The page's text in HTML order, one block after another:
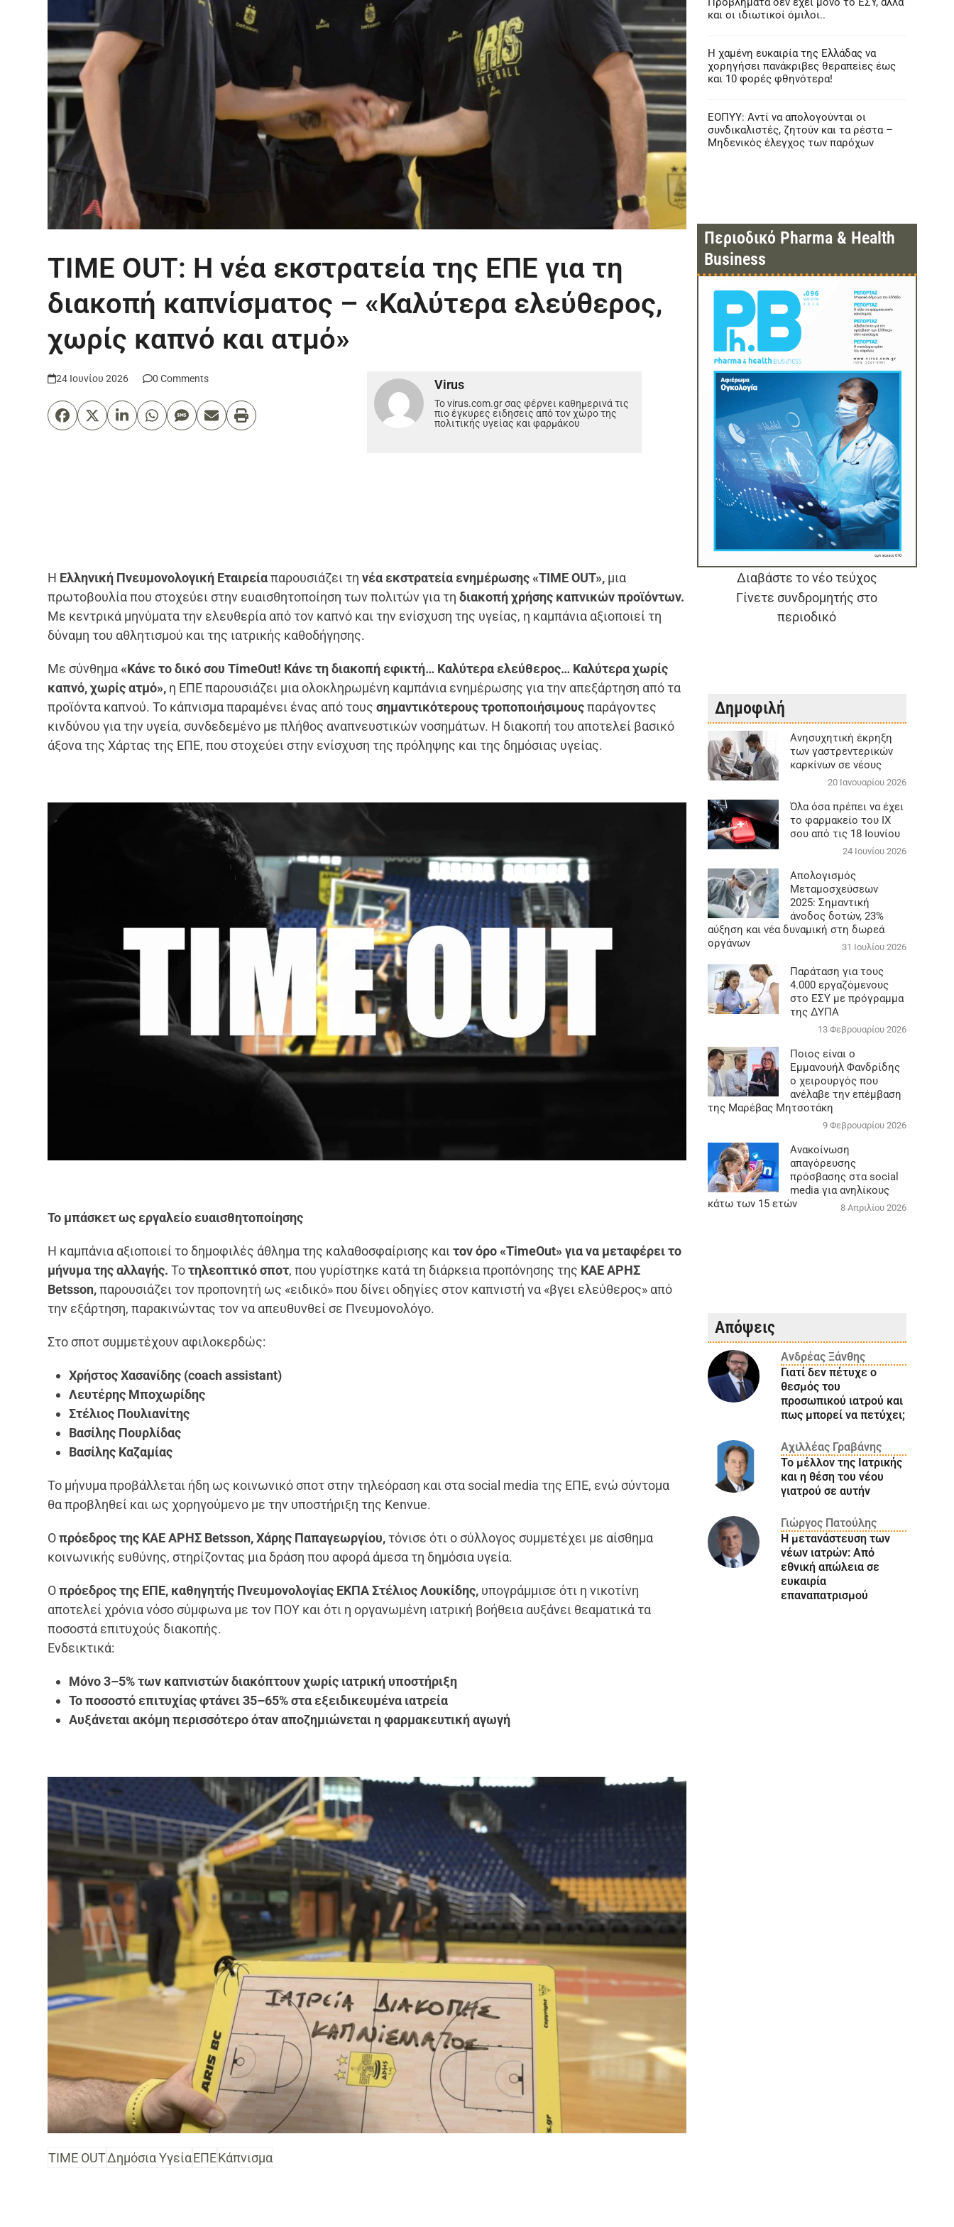
TIME OUT: Η νέα εκστρατεία της ΕΠΕ για τη
διακοπή καπνίσματος – «Καλύτερα ελεύθερος,
χωρίς καπνό και ατμό»
24 Ιουνίου 2026 0 Comments Virus
Το virus.com.gr σας φέρνει καθημερινά τις
πιο έγκυρες ειδησεις από τον χώρο της
πολιτικής υγείας και φαρμάκου
Η Ελληνική Πνευμονολογική Εταιρείαπαρουσιάζει τη νέα εκστρατεία ενημέρωσης «TIME OUT», μια
πρωτοβουλία που στοχεύει στην ευαισθητοποίηση των πολιτών για τη διακοπή χρήσης καπνικών προϊόντων.
Με κεντρικά μηνύματα την ελευθερία από τον καπνό και την ενίσχυση της υγείας, η καμπάνια αξιοποιεί τη
δύναμη του αθλητισμού και της ιατρικής καθοδήγησης.
Με σύνθημα«Κάνε το δικό σου TimeOut! Κάνε τη διακοπή εφικτή… Καλύτερα ελεύθερος… Καλύτερα χωρίς
καπνό, χωρίς ατμό», η ΕΠΕ παρουσιάζει μια ολοκληρωμένη καμπάνια ενημέρωσης για την απεξάρτηση από τα
προϊόντα καπνού. Το κάπνισμα παραμένει ένας από τους σημαντικότερους τροποποιήσιμουςπαράγοντες
κινδύνου για την υγεία, συνδεδεμένο με πλήθος αναπνευστικών νοσημάτων. Η διακοπή του αποτελεί βασικό
άξονα της Χάρτας της ΕΠΕ, που στοχεύει στην ενίσχυση της πρόληψης και της δημόσιας υγείας.
Το μπάσκετ ως εργαλείο ευαισθητοποίησης
Η καμπάνια αξιοποιεί το δημοφιλές άθλημα της καλαθοσφαίρισης καιτον όρο «TimeOut» για να μεταφέρει το
μήνυμα της αλλαγής.Τοτηλεοπτικό σποτ, που γυρίστηκε κατά τη διάρκεια προπόνησης της ΚΑΕ ΑΡΗΣ
Betsson,παρουσιάζει τον προπονητή ως «ειδικό» που δίνει οδηγίες στον καπνιστή να «βγει ελεύθερος» από
την εξάρτηση, παρακινώντας τον να απευθυνθεί σε Πνευμονολόγο.
Στο σποτ συμμετέχουν αφιλοκερδώς:
Χρήστος Χασανίδης (coach assistant)
Λευτέρης Μποχωρίδης
Στέλιος Πουλιανίτης
Βασίλης Πουρλίδας
Βασίλης Καζαμίας
Το μήνυμα προβάλλεται ήδη ως κοινωνικό σποτ στην τηλεόραση και στα social media της ΕΠΕ, ενώ σύντομα
θα προβληθεί και ως χορηγούμενο με την υποστήριξη της Kenvue.
Οπρόεδρος της ΚΑΕ ΑΡΗΣ Betsson, Χάρης Παπαγεωργίου,τόνισε ότι ο σύλλογος συμμετέχει με αίσθημα
κοινωνικής ευθύνης, στηρίζοντας μια δράση που αφορά άμεσα τη δημόσια υγεία.
Οπρόεδρος της ΕΠΕ, καθηγητής Πνευμονολογίας ΕΚΠΑ Στέλιος Λουκίδης, υπογράμμισε ότι η νικοτίνη
αποτελεί χρόνια νόσο σύμφωνα με τον ΠΟΥ και ότι η οργανωμένη ιατρική βοήθεια αυξάνει θεαματικά τα
ποσοστά επιτυχούς διακοπής.
Ενδεικτικά:
Μόνο 3–5% των καπνιστών διακόπτουν χωρίς ιατρική υποστήριξη
Το ποσοστό επιτυχίας φτάνει 35–65% στα εξειδικευμένα ιατρεία
Αυξάνεται ακόμη περισσότερο όταν αποζημιώνεται η φαρμακευτική αγωγή
TIME OUTΔημόσια ΥγείαΕΠΕΚάπνισμα
και οι ιδιωτικοί όμιλοι..
Η χαμένη ευκαιρία της Ελλάδας να
χορηγήσει πανάκριβες θεραπείες έως
και 10 φορές φθηνότερα!
ΕΟΠΥΥ: Αντί να απολογούνται οι
συνδικαλιστές, ζητούν και τα ρέστα –
Μηδενικός έλεγχος των παρόχων
Περιοδικό Pharma & Health
Business
Διαβάστε το νέο τεύχος
Γίνετε συνδρομητής στο
περιοδικό
Δημοφιλή
Aνησυχητική έκρηξη
των γαστρεντερικών
καρκίνων σε νέους
20 Ιανουαρίου 2026
Όλα όσα πρέπει να έχει
το φαρμακείο του ΙΧ
σου από τις 18 Ιουνίου
24 Ιουνίου 2026
Απολογισμός
Μεταμοσχεύσεων
2025: Σημαντική
άνοδος δοτών, 23%
αύξηση και νέα δυναμική στη δωρεά
οργάνων
31 Ιουλίου 2026
Παράταση για τους
4.000 εργαζόμενους
στο ΕΣΥ με πρόγραμμα
της ΔΥΠΑ
13 Φεβρουαρίου 2026
Ποιος είναι ο
Εμμανουήλ Φανδρίδης
ο χειρουργός που
ανέλαβε την επέμβαση
της Μαρέβας Μητσοτάκη
9 Φεβρουαρίου 2026
Ανακοίνωση
απαγόρευσης
πρόσβασης στα social
media για ανηλίκους
κάτω των 15 ετών
8 Απριλίου 2026
Απόψεις
Ανδρέας Ξάνθης
Γιατί δεν πέτυχε ο
θεσμός του
προσωπικού ιατρού και
πως μπορεί να πετύχει;
Αχιλλέας Γραβάνης
Το μέλλον της Ιατρικής
και η θέση του νέου
γιατρού σε αυτήν
Γιώργος Πατούλης
Η μετανάστευση των
νέων ιατρών: Aπό
εθνική απώλεια σε
ευκαιρία
επαναπατρισμού